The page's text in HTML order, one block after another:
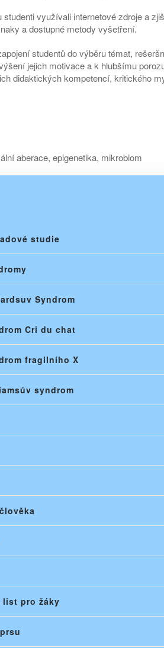
využívali internetové zdroje a
a dostupné metody vyšetření.
studentů do výběru témat,
jejich motivace a k hlubšímu
didaktických kompetencí, kritického
aberace, epigenetika, mikrobiom
studie
Syndrom
Cri du chat
fragilního X
syndrom
list pro žáky